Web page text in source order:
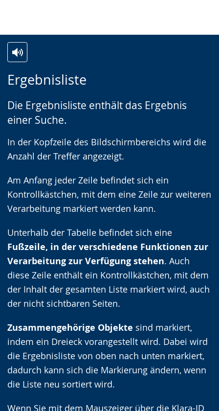
Ergebnisliste
Die Ergebnisliste enthält das Ergebnis
einer Suche.
In der Kopfzeile des Bildschirmbereichs wird die
Anzahl der Treffer angezeigt.
Am Anfang jeder Zeile befindet sich ein
Kontrollkästchen, mit dem eine Zeile zur weiteren
Verarbeitung markiert werden kann.
Unterhalb der Tabelle befindet sich eine
Fußzeile, in der verschiedene Funktionen zur
Verarbeitung zur Verfügung stehen. Auch
diese Zeile enthält ein Kontrollkästchen, mit dem
der Inhalt der gesamten Liste markiert wird, auch
der nicht sichtbaren Seiten.
Zusammengehörige Objekte sind markiert,
indem ein Dreieck vorangestellt wird. Dabei wird
die Ergebnisliste von oben nach unten markiert,
dadurch kann sich die Markierung ändern, wenn
die Liste neu sortiert wird.
Wenn Sie mit dem Mauszeiger über die Klara-ID
Leichten
wechseln.
Audio-
Video
Deutscher
Gebärdensprache
wird
angezeigt.